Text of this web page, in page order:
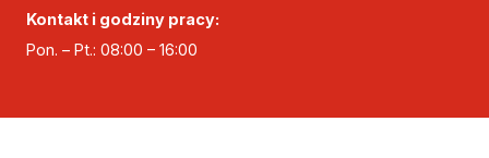
Kontakt i godziny pracy:
Pon. – Pt.: 08:00 – 16:00